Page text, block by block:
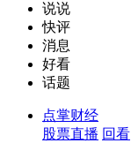
说说
快评
消息
好看
话题
点掌财经
股票直播 回看